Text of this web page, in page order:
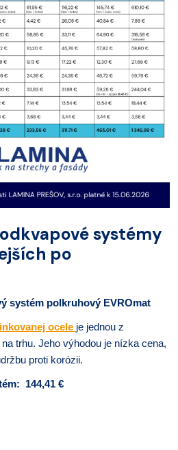
systémy
po
systém polkruhový EVROmat
ocele je jednou z
trhu. Jeho výhodou je nízka cena,
proti korózii.
144,41 €